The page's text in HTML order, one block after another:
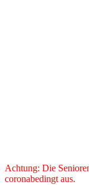
Achtung: Die
coronabedingt aus.